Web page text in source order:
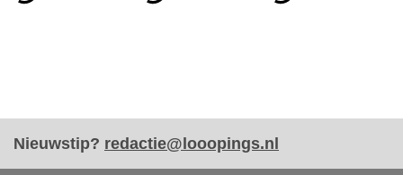
Nieuwstip? redactie@looopings.nl